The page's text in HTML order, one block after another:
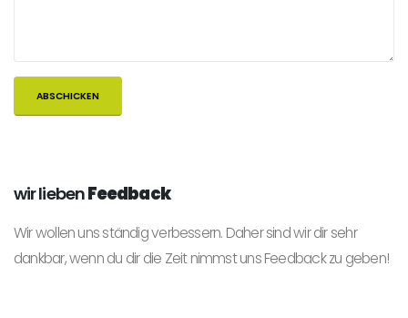
wir liebenFeedback
Wir wollen uns ständig verbessern. Daher sind wir dir sehr
dankbar, wenn du dir die Zeit nimmst uns Feedback zu geben!